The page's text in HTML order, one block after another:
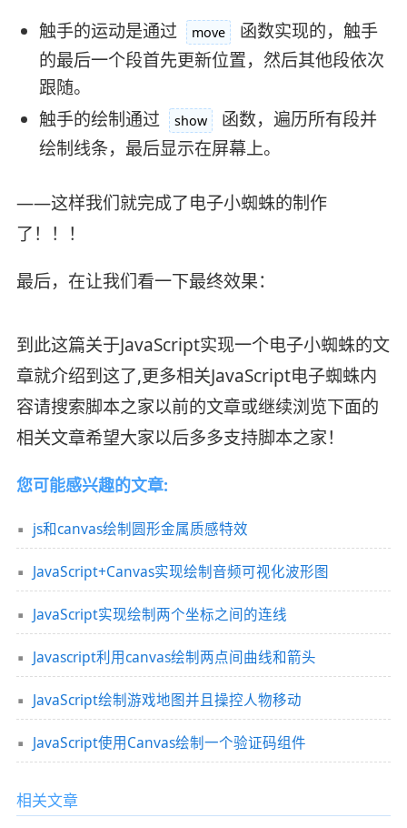
触手的运动是通过 move
函数实现的，触手
的最后一个段首先更新位置，然后其他段依次
跟随。
触手的绘制通过
show
函数，遍历所有段并
绘制线条，最后显示在屏幕上。
——这样我们就完成了电子小蜘蛛的制作
了！！！
最后，在让我们看一下最终效果：
到此这篇关于JavaScript实现一个电子小蜘蛛的文
章就介绍到这了,更多相关JavaScript电子蜘蛛内
容请搜索脚本之家以前的文章或继续浏览下面的
相关文章希望大家以后多多支持脚本之家！
您可能感兴趣的文章:
js和canvas绘制圆形金属质感特效
JavaScript+Canvas实现绘制音频可视化波形图
JavaScript实现绘制两个坐标之间的连线
Javascript利用canvas绘制两点间曲线和箭头
JavaScript绘制游戏地图并且操控人物移动
JavaScript使用Canvas绘制一个验证码组件
相关文章